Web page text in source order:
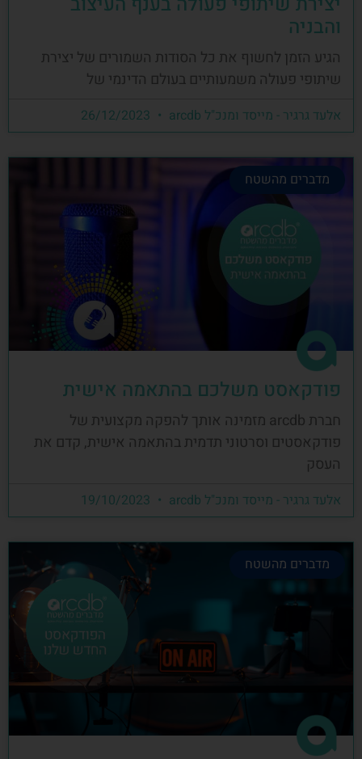
והבניה
הגיע הזמן לחשוף את כל הסודות השמורים של יצירת
שיתופי פעולה משמעותיים בעולם הדינמי של
אלעד גרגיר - מייסד ומנכ"ל arcdb
מדברים מהשטח
פודקאסט משלכם בהתאמה אישית
חברת arcdb מזמינה אותך להפקה מקצועית של
פודקאסטים וסרטוני תדמית בהתאמה אישית, קדם את
העסק
אלעד גרגיר - מייסד ומנכ"ל arcdb
מדברים מהשטח